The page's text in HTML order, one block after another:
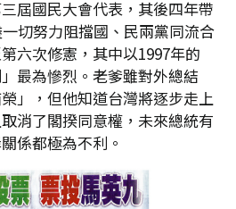
屆國民大會代表，其後四年帶
切努力阻擋國、民兩黨同流合
六次修憲，其中以1997年的
最為慘烈。老爹雖對外總結
榮」，但他知道台灣將逐步走上
消了閣揆同意權，未來總統有
係都極為不利。